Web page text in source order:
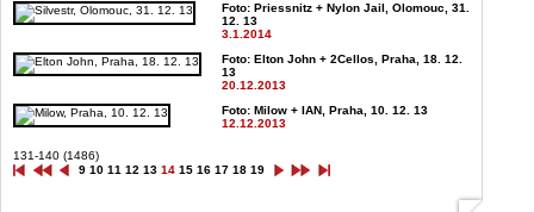
Foto: Priessnitz + Nylon Jail, Olomouc, 31.
12. 13
3.1.2014
Foto: Elton John + 2Cellos, Praha, 18. 12.
13
20.12.2013
Foto: Milow + IAN, Praha, 10. 12. 13
12.12.2013
131-140 (1486)
9 10 11 12 13 14 15 16 17 18 19